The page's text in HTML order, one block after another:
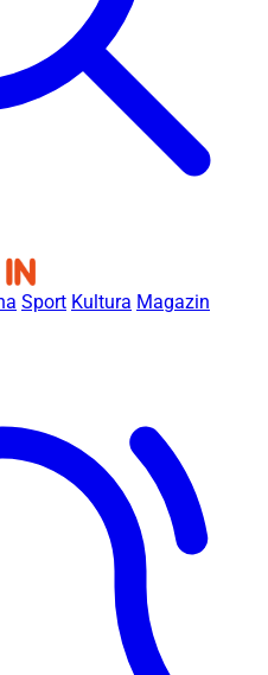
Sport Kultura Magazin